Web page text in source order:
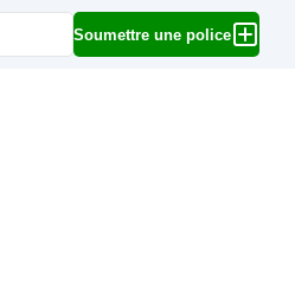
Soumettre une police